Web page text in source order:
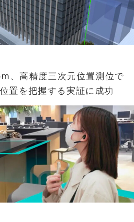
、高精度三次元位置測位で
置を把握する実証に成功